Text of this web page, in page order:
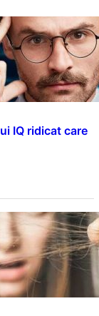
IQ ridicat care